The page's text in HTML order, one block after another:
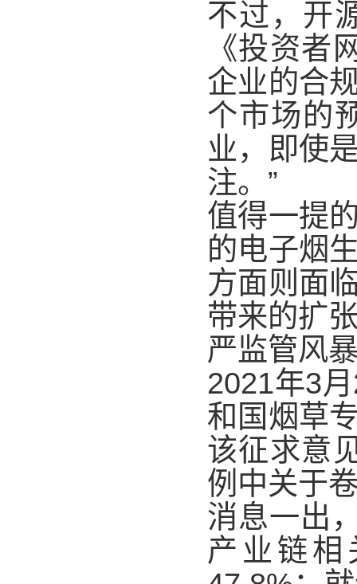
不过，开
《投资者
企业的合
个市场的
业，即使
注。”
值得一提
的电子烟
方面则面
带来的扩
严监管风
2021年3
和国烟草
该征求意
例中关于
消息一出
产业链